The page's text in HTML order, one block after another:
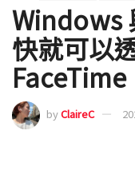
Windows
快就可以
FaceTime
byClaireC